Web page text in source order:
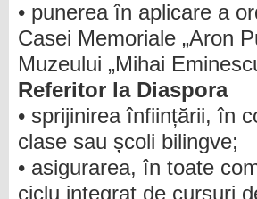
• punerea în aplicare a
Casei Memoriale „Aron
Muzeului „Mihai
Referitor la Diaspora
• sprijinirea înființării, în
clase sau școli bilingve;
• asigurarea, în toate
ciclu integrat de cursuri